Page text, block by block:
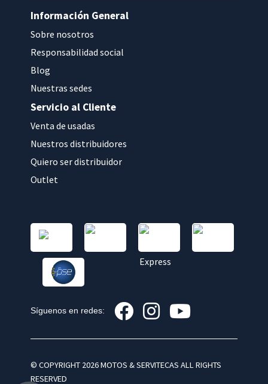
Información General
Sobre nosotros
Responsabilidad social
Blog
Nuestras sedes
Servicio al Cliente
Venta de usadas
Nuestros distribuidores
Quiero ser distribuidor
Outlet
Síguenos en redes:
© COPYRIGHT 2026 MOTOS & SERVITECAS ALL RIGHTS
RESERVED